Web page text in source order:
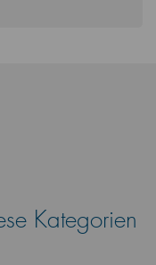
Kategorien